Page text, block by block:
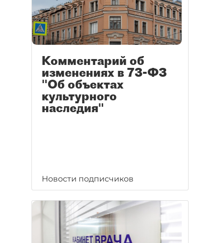
Комментарий об
изменениях в 73-ФЗ
"Об объектах
культурного
наследия"
Новости подписчиков